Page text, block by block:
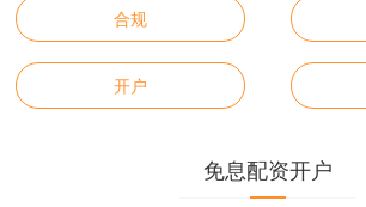
合规
开户
免息配资开户